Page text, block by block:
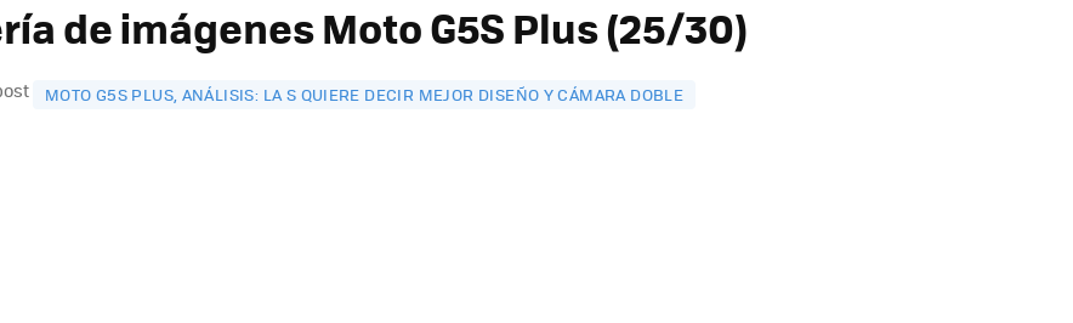
de imágenes Moto G5S Plus (25/30)
MOTO G5S PLUS, ANÁLISIS: LA S QUIERE DECIR MEJOR DISEÑO Y CÁMARA DOBLE